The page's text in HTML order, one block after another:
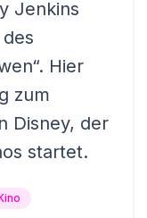
Jenkins
Hier
zum
Disney, der
startet.